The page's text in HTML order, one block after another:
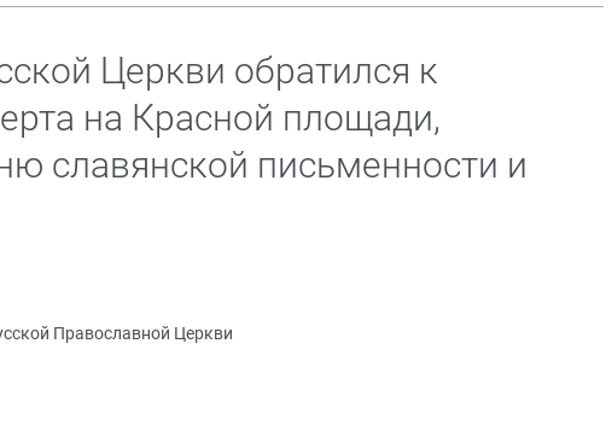
Церкви обратился к
на Красной площади,
славянской письменности и
Православной Церкви